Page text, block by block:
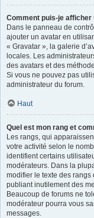
Comment puis-je afficher
Dans le panneau de
ajouter un avatar en
« Gravatar », la galerie
locales. Les
des avatars et des
Si vous ne pouvez pas
administrateur du forum.
Haut
Quel est mon rang et
Les rangs, qui
votre activité selon le
identifient certains
modérateurs. Dans la
modifier le texte des rangs
publiant inutilement des
Beaucoup de forums ne
modérateur pourra vous
messages.